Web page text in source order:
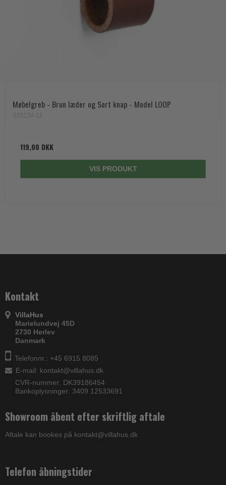
Møbelgreb - Brun læder og Sort knap - Model LOOP
119,00 DKK
VIS PRODUKT
Kontakt
VillaHus
Marielundvej 45D
2730 Herlev
Danmark
Telefonnr.: +45 6915 8085
E-mail: kontakt@villahus.dk
CVR-nummer: DK39186454
Bankoplysninger: 3409 12533691
Showroom åbent efter skriftlig aftale
Aftale kan bookes på kontakt@villahus.dk
Telefon åbningstider